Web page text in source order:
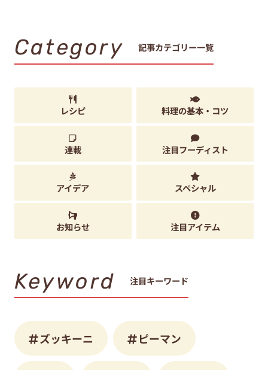
Category 記事カテゴリー一覧
レシピ 料理の基本・コツ
連載 注目フーディスト
アイデア スペシャル
お知らせ 注目アイテム
Keyword 注目キーワード
ズッキーニ ピーマン